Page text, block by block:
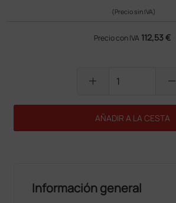
(Precio sin IVA)
Precio con IVA 112,53 €
add remove
AÑADIR A LA CESTA
Información general